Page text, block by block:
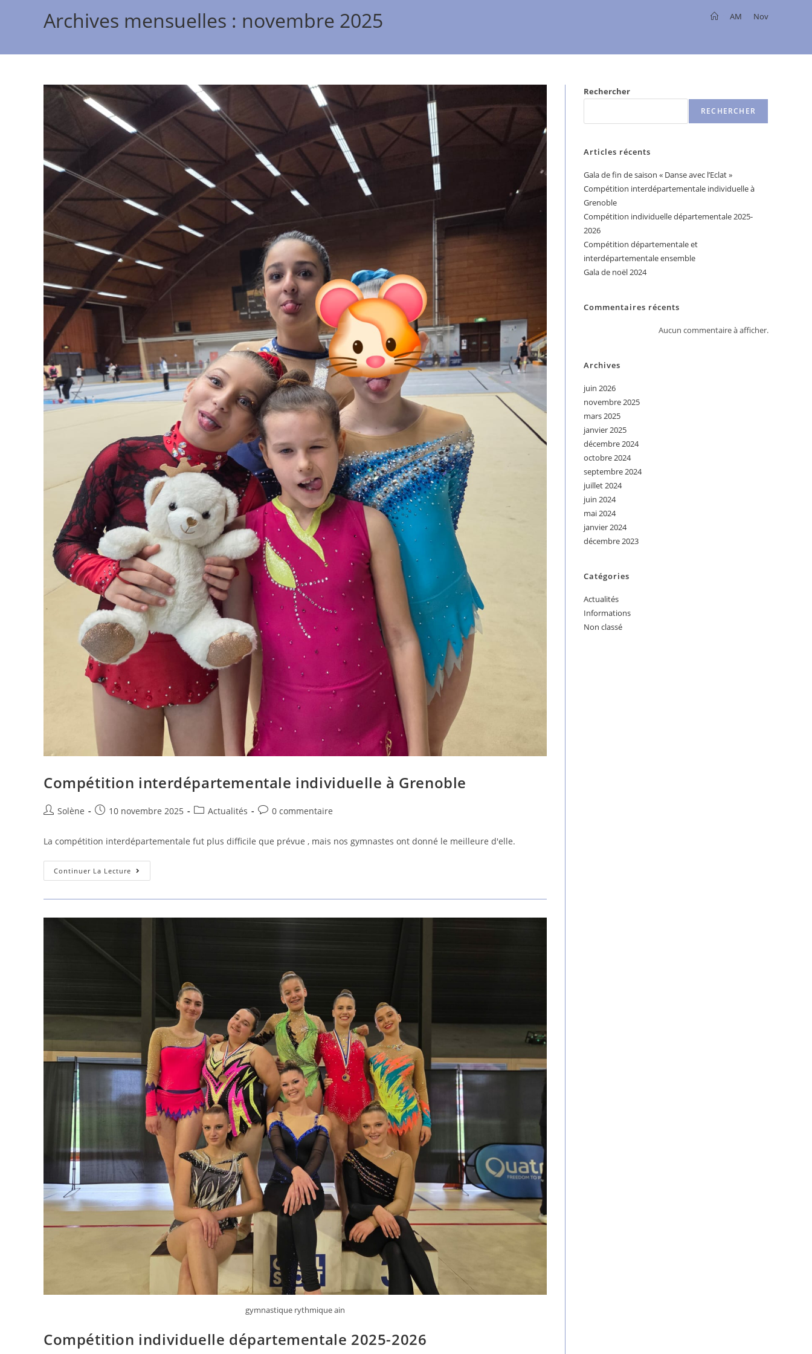
Archives mensuelles : novembre 2025 AM Nov
Compétition interdépartementale individuelle à Grenoble
Auteur/autrice
publication :
Solène
Publication
10 novembre 2025
PostActualités
Commentaires
publication :
0 commentaire
La compétition interdépartementale fut plus difficile que prévue , mais nos gymnastes ont donné le meilleure d'elle.
Continuer La Lecture Compétition
Interdépartementale
gymnastique rythmique ain
Compétition individuelle départementale 2025-2026
Rechercher
RECHERCHER
Articles récents
Gala de fin de saison « Danse avec l’Eclat »
Compétition interdépartementale individuelle à
Grenoble
Compétition individuelle départementale 2025-
2026
Compétition départementale et
interdépartementale ensemble
Gala de noël 2024
Commentaires récents
Aucun commentaire à afficher.
Archives
juin 2026
novembre 2025
mars 2025
janvier 2025
décembre 2024
octobre 2024
septembre 2024
juillet 2024
juin 2024
mai 2024
janvier 2024
décembre 2023
Catégories
Actualités
Informations
Non classé